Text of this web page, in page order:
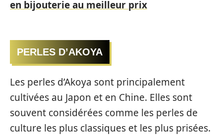
en bijouterie au meilleur prix
PERLES D’AKOYA
Les perles d’Akoya sont principalement
cultivées au Japon et en Chine. Elles sont
souvent considérées comme les perles de
culture les plus classiques et les plus prisées.